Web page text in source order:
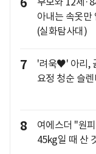
6
아내는 속옷
(실화탐사대)
7
'려욱♥' 아리,
요정 청순 슬렌
8
여에스더 "원
45kg일 때 산